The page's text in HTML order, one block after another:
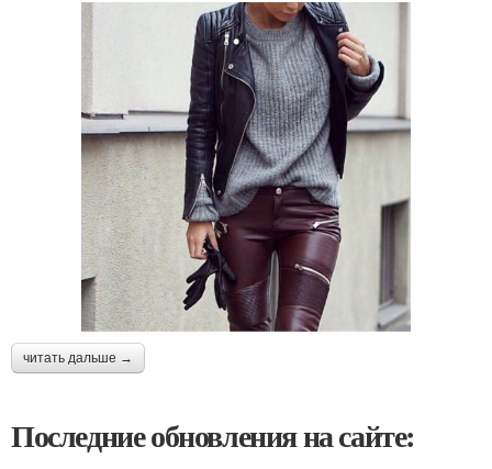
читать дальше →
Последние обновления на сайте: